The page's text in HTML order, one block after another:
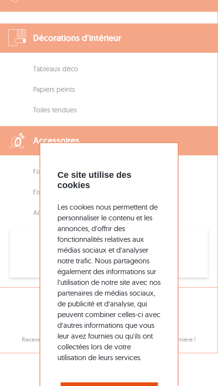
Décorations d'intérieur
Tableaux déco
Papiers peints
Toiles tendues
Accessoires
Fixation bâches et tissus
Fixation panneaux
Accessoires pour pose vinyls
Assistance
05 56 51 26 16
DÉCOUVREZ
NOTRE NEWSLETTER
Recevez toutes nos promotions et nouveautés en avant-première !
Ce site utilise des
cookies
Les cookies nous permettent de
personnaliser le contenu et les
annonces, d’offrir des
fonctionnalités relatives aux
médias sociaux et d’analyser
notre trafic. Nous partageons
également des informations sur
l’utilisation de notre site avec nos
partenaires de médias sociaux,
de publicité et d’analyse, qui
peuvent combiner celles-ci avec
d’autres informations que vous
leur avez fournies ou qu’ils ont
collectées lors de votre
utilisation de leurs services.